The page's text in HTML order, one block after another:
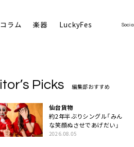
コラム 楽器 LuckyFes Social
Picks 編集部おすすめ
仙台貨物
約2年半ぶりシングル「みん
な笑顔ぬさせであげだい」
2026.08.05